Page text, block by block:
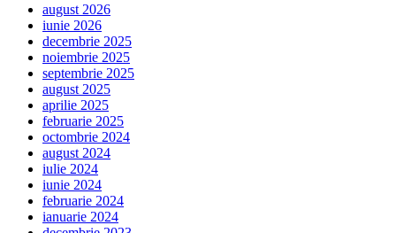
august 2026
iunie 2026
decembrie 2025
noiembrie 2025
septembrie 2025
august 2025
aprilie 2025
februarie 2025
octombrie 2024
august 2024
iulie 2024
iunie 2024
februarie 2024
ianuarie 2024